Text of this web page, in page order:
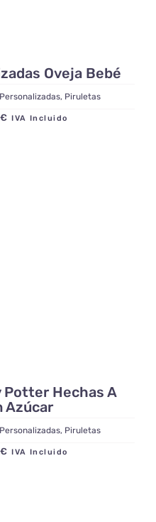
Oveja Bebé
Personalizadas, Piruletas
€ Rango
IVA Incluido
Potter Hechas A
Azúcar
Personalizadas, Piruletas
€ Rango
IVA Incluido